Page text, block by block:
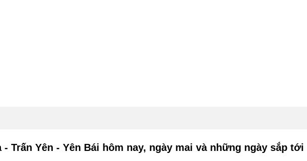
- Trấn Yên - Yên Bái hôm nay, ngày mai và những ngày sắp tới